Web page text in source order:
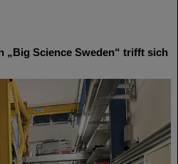
„Big Science Sweden“ trifft sich